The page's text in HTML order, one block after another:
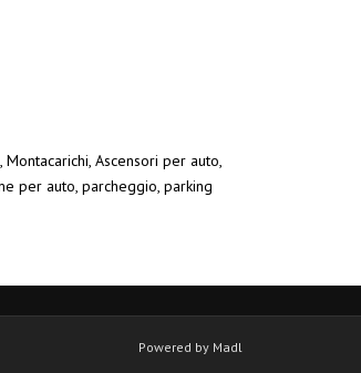
Ascensori per auto,
per auto, parcheggio, parking
Powered by Madl